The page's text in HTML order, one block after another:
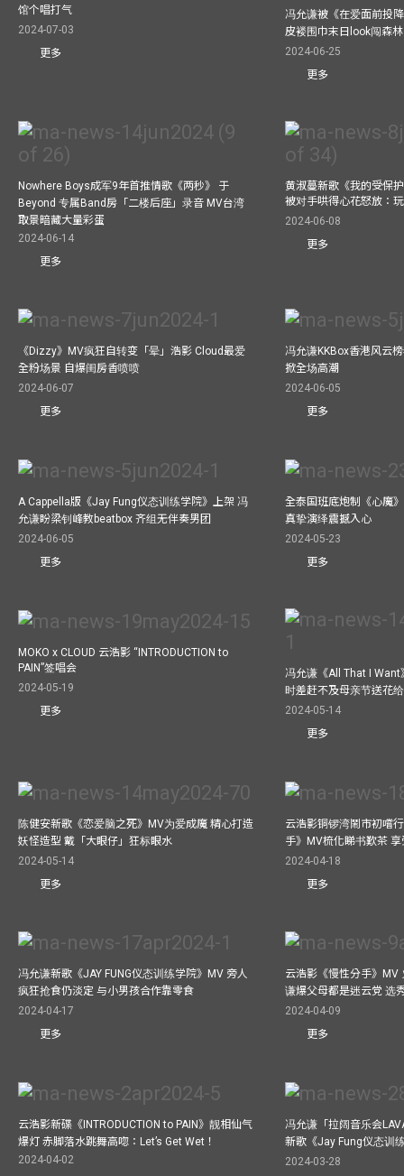
馆个唱打气
2024-07-03
更多
冯允谦被《在爱面前投
皮褛围巾末日look闯森
2024-06-25
更多
Nowhere Boys成军9年首推情歌《两秒》 于
Beyond 专属Band房「二楼后座」录音 MV台湾
取景暗藏大量彩蛋
2024-06-14
更多
黄淑蔓新歌《我的受保
被对手哄得心花怒放：
2024-06-08
更多
《Dizzy》MV疯狂自转变「晕」浩影 Cloud最爱
全粉场景 自爆闺房香喷喷
2024-06-07
更多
冯允谦KKBox香港风云
掀全场高潮
2024-06-05
更多
A Cappella版《Jay Fung仪态训练学院》上架 冯
允谦盼梁钊峰教beatbox 齐组无伴奏男团
2024-06-05
更多
全泰国班底炮制《心魔
真挚演绎震撼入心
2024-05-23
更多
MOKO x CLOUD 云浩影 “INTRODUCTION to
PAIN”签唱会
2024-05-19
更多
冯允谦《All That I
时差赶不及母亲节送花
2024-05-14
更多
陈健安新歌《恋爱脑之死》MV为爱成魔 精心打造
妖怪造型 戴「大眼仔」狂标眼水
2024-05-14
更多
云浩影铜锣湾鬧市初嚐
手》MV梳化睇书歎茶
2024-04-18
更多
冯允谦新歌《JAY FUNG仪态训练学院》MV 旁人
疯狂抢食仍淡定 与小男孩合作靠零食
2024-04-17
更多
云浩影《慢性分手》MV
谦爆父母都是迷云党 选
2024-04-09
更多
云浩影新碟《INTRODUCTION to PAIN》靓相仙气
爆灯 赤脚落水跳舞高唿：Let’s Get Wet！
2024-04-02
冯允谦「拉阔音乐会
新歌《Jay Fung仪态训
2024-03-28